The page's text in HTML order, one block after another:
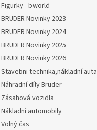
Figurky - bworld
BRUDER Novinky 2023
BRUDER Novinky 2024
BRUDER Novinky 2025
BRUDER Novinky 2026
Stavebni technika,nákladní auta
Náhradní díly Bruder
Zásahová vozidla
Nákladní automobily
Volný čas